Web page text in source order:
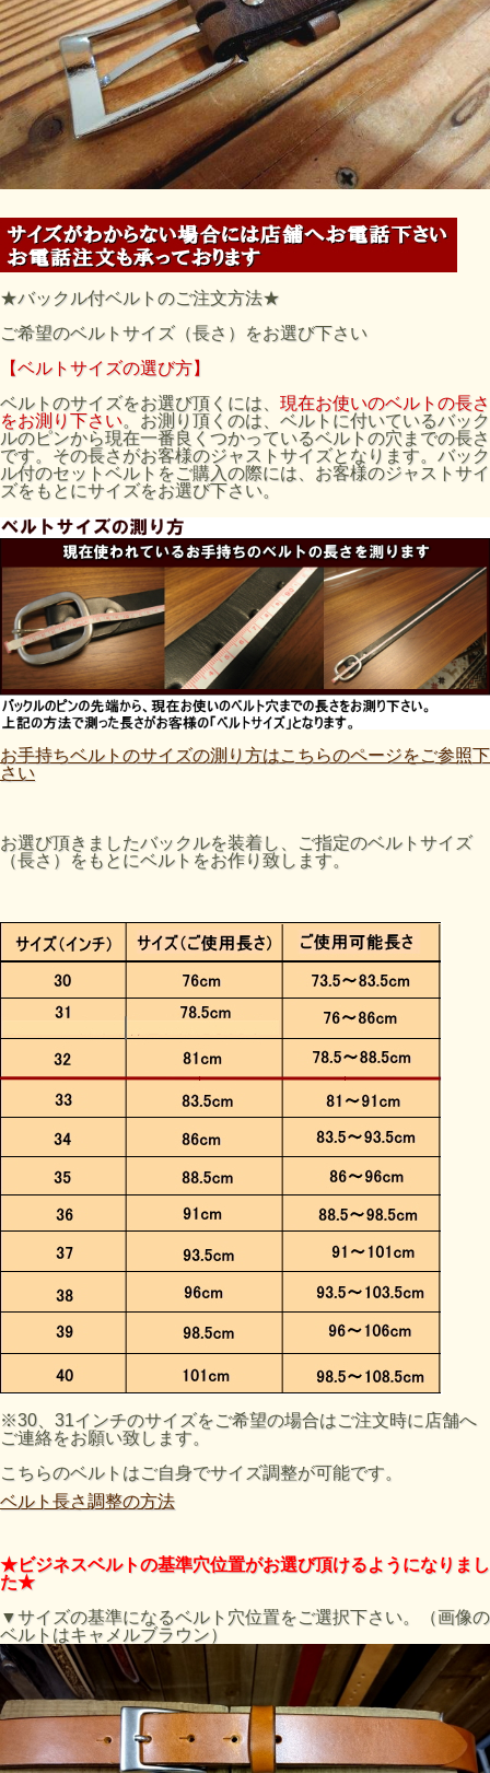
★バックル付ベルトのご注文方法★
ご希望のベルトサイズ（長さ）をお選び下さい
【ベルトサイズの選び方】
ベルトのサイズをお選び頂くには、 現在お使いのベルトの長さ
をお測り下さい。お測り頂くのは、ベルトに付いているバック
ルのピンから現在一番良くつかっているベルトの穴までの長さ
です。その長さがお客様のジャストサイズとなります。バック
ル付のセットベルトをご購入の際には、お客様のジャストサイ
ズをもとにサイズをお選び下さい。
お手持ちベルトのサイズの測り方はこちらのページをご参照下
さい
お選び頂きましたバックルを装着し、ご指定のベルトサイズ
（長さ）をもとにベルトをお作り致します。
※30、31インチのサイズをご希望の場合はご注文時に店舗へ
ご連絡をお願い致します。
こちらのベルトはご自身でサイズ調整が可能です。
ベルト長さ調整の方法
★ビジネスベルトの基準穴位置がお選び頂けるようになりまし
た★
▼サイズの基準になるベルト穴位置をご選択下さい。（画像の
ベルトはキャメルブラウン）